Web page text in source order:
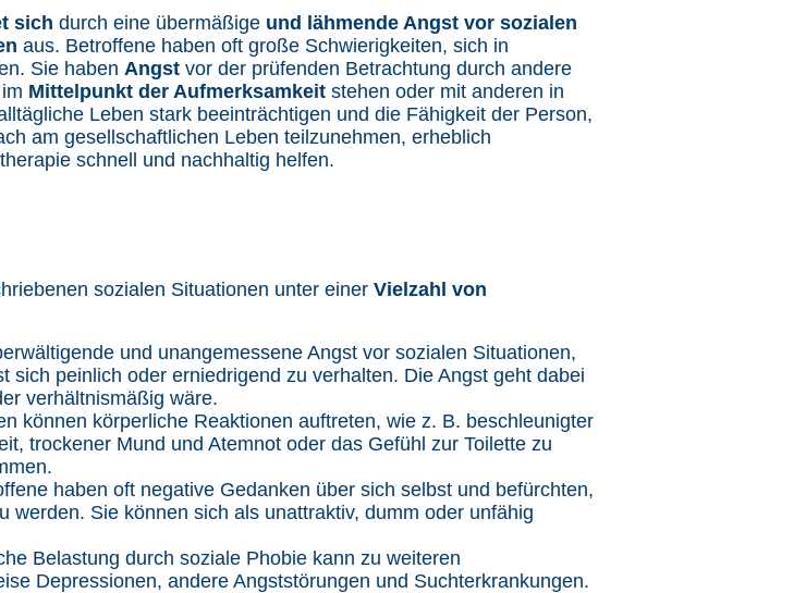
sich durch eine übermäßige und lähmende Angst vor sozialen
aus. Betroffene haben oft große Schwierigkeiten, sich in
Sie haben Angst vor der prüfenden Betrachtung durch andere
Mittelpunkt der Aufmerksamkeit stehen oder mit anderen in
Leben stark beeinträchtigen und die Fähigkeit der Person,
am gesellschaftlichen Leben teilzunehmen, erheblich
schnell und nachhaltig helfen.
sozialen Situationen unter einer Vielzahl von
und unangemessene Angst vor sozialen Situationen,
sich peinlich oder erniedrigend zu verhalten. Die Angst geht dabei
verhältnismäßig wäre.
können körperliche Reaktionen auftreten, wie z. B. beschleunigter
trockener Mund und Atemnot oder das Gefühl zur Toilette zu
haben oft negative Gedanken über sich selbst und befürchten,
werden. Sie können sich als unattraktiv, dumm oder unfähig
Belastung durch soziale Phobie kann zu weiteren
Depressionen, andere Angststörungen und Suchterkrankungen.